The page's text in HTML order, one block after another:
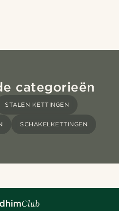
categorieën
STALEN KETTINGEN
SCHAKELKETTINGEN